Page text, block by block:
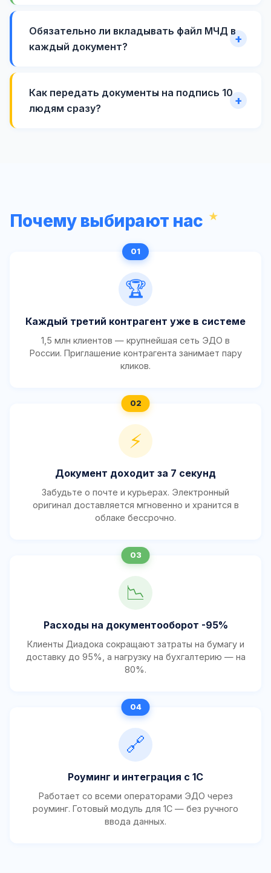
Обязательно ли вкладывать файл МЧД в
каждый документ?
Как передать документы на подпись 10
людям сразу?
Почему выбирают нас
🏆
Каждый третий контрагент уже в системе
1,5 млн клиентов — крупнейшая сеть ЭДО в
России. Приглашение контрагента занимает пару
кликов.
⚡
Документ доходит за 7 секунд
Забудьте о почте и курьерах. Электронный
оригинал доставляется мгновенно и хранится в
облаке бессрочно.
📉
Расходы на документооборот -95%
Клиенты Диадока сокращают затраты на бумагу и
доставку до 95%, а нагрузку на бухгалтерию — на
80%.
🔗
Роуминг и интеграция с 1С
Работает со всеми операторами ЭДО через
роуминг. Готовый модуль для 1С — без ручного
ввода данных.